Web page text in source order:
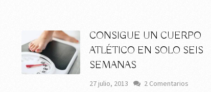
CONSIGUE UN CUERPO
ATLÉTICO EN SOLO SEIS
SEMANAS
27 julio, 2013 2 Comentarios